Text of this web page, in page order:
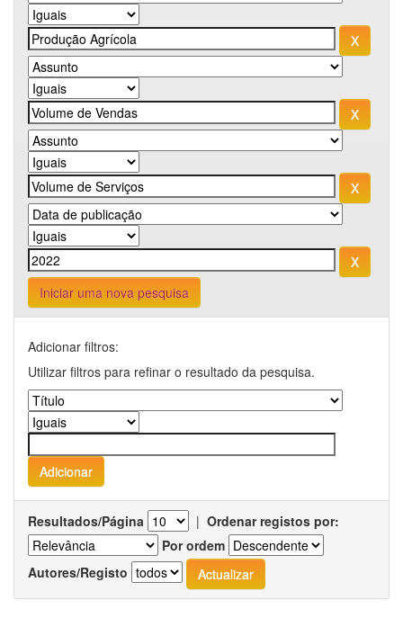
Iniciar uma nova pesquisa
Adicionar filtros:
Utilizar filtros para refinar o resultado da pesquisa.
Resultados/Página | Ordenar registos por:
Por ordem
Autores/Registo